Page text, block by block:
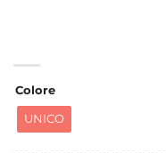
Colore
UNICO